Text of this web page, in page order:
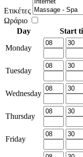
Ετικέτες
Ωράριο
Day
Start
Monday
Tuesday
Wednesday
Thursday
Friday